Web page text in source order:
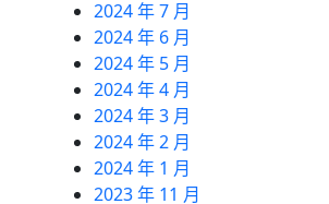
2024 年 7 月
2024 年 6 月
2024 年 5 月
2024 年 4 月
2024 年 3 月
2024 年 2 月
2024 年 1 月
2023 年 11 月